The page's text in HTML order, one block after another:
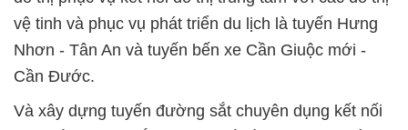
vệ tinh và phục vụ phát triển du lịch là tuyến Hưng
Nhơn - Tân An và tuyến bến xe Cần Giuộc mới -
Cần Đước.
Và xây dựng tuyến đường sắt chuyên dụng kết nối